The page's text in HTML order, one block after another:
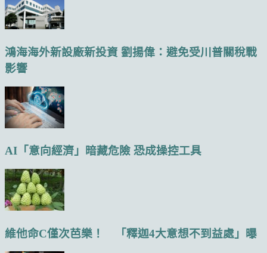
鴻海海外新設廠新投資 劉揚偉：避免受川普關稅戰
影響
AI「意向經濟」暗藏危險 恐成操控工具
維他命C僅次芭樂！ 「釋迦4大意想不到益處」曝